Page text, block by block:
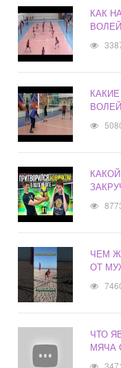
КАК
ЧЕМ
ОТ
ЧТО
МЯЧА